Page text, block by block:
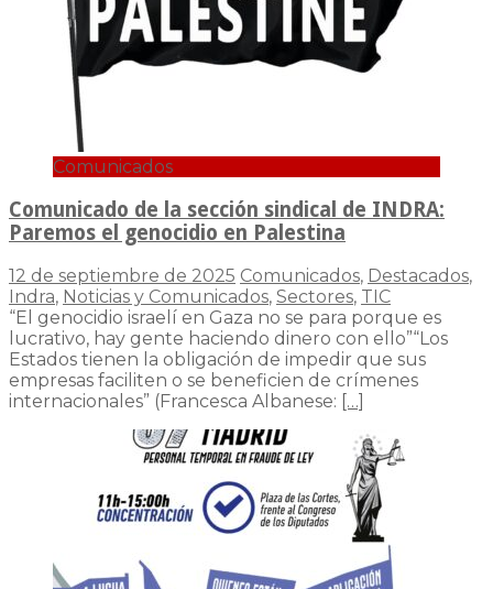
Comunicados
Comunicado de la sección sindical de INDRA:
Paremos el genocidio en Palestina
12 de septiembre de 2025 Comunicados, Destacados,
Indra, Noticias y Comunicados, Sectores, TIC
“El genocidio israelí en Gaza no se para porque es
lucrativo, hay gente haciendo dinero con ello”“Los
Estados tienen la obligación de impedir que sus
empresas faciliten o se beneficien de crímenes
internacionales” (Francesca Albanese: […]